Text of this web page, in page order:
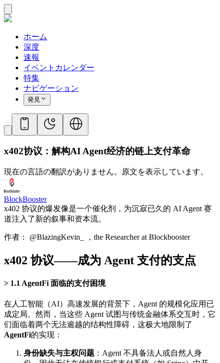
ホーム
深度
速報
イベントカレンダー
特集
ナビゲーション
発見
x402协议：解构AI Agent经济的链上支付革命
現在の言語の翻訳がありません。原文を表示しています。
BlockBooster
x402 协议的爆发像是一个催化剂，为沉寂已久的 AI Agent 赛
道注入了新的叙事和资本流。
作者： @BlazingKevin_ ，the Researcher at Blockbooster
x402 协议——成为 Agent 支付的支点
1.1 AgentFi 面临的支付困境
在人工智能（AI）高速发展的背景下，Agent 的规模化应用已
成定局。然而，当这些 Agent 试图与传统金融体系交互时，它
们面临着两个无法逾越的结构性障碍，这极大地限制了
AgentFi的实现：
身份缺失与主权问题 ：Agent 不具备法人或自然人身